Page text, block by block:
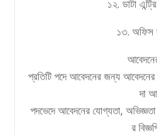
১২. ডাটা
১৩. অফিস
প্রতিটি পদে আবেদনের জন্য
দা
পদভেদে আবেদনের যোগ্যতা, অভিজ্ঞতা
র